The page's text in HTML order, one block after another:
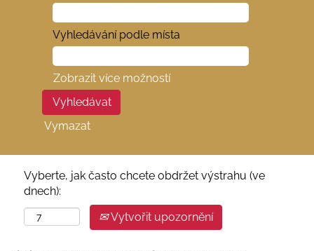
Vyhledávání podle místa
Zobrazit více možností
Vymazat
Vyberte, jak často chcete obdržet výstrahu (ve
dnech):
Vytvořit upozornění